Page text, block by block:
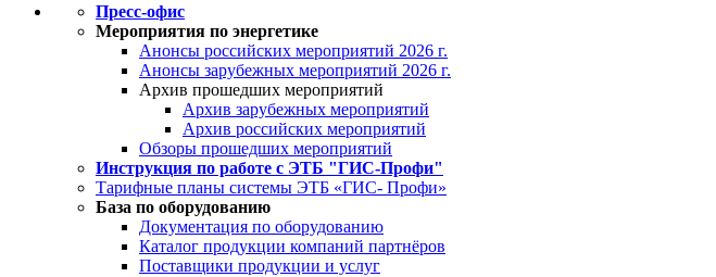
Пресс-офис
Мероприятия по энергетике
Анонсы российских мероприятий 2026 г.
Анонсы зарубежных мероприятий 2026 г.
Архив прошедших мероприятий
Архив зарубежных мероприятий
Архив российских мероприятий
Обзоры прошедших мероприятий
Инструкция по работе с ЭТБ "ГИС-Профи"
Тарифные планы системы ЭТБ «ГИС- Профи»
База по оборудованию
Документация по оборудованию
Каталог продукции компаний партнёров
Поставщики продукции и услуг